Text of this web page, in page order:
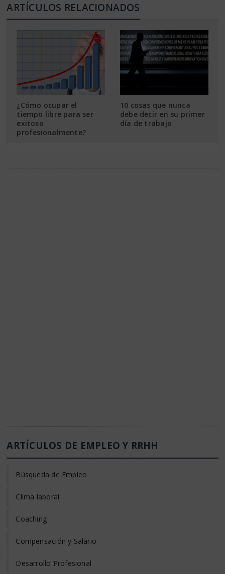
ARTÍCULOS RELACIONADOS
¿Cómo ocupar el
tiempo libre para ser
exitoso
profesionalmente?
10 cosas que nunca
debe decir en su primer
día de trabajo
ARTÍCULOS DE EMPLEO Y RRHH
Búsqueda de Empleo
Clima laboral
Coaching
Compensación y Salario
Desarrollo Profesional